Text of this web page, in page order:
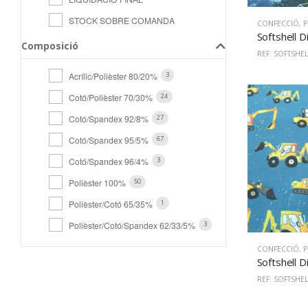
CONFECCIÓ,
REF:
CONFECCIÓ,
REF:
STOCK SOBRE COMANDA
Composició
Acrílic/Polièster 80/20% 3
Cotó/Polièster 70/30% 24
Cotó/Spandex 92/8% 27
Cotó/Spandex 95/5% 67
Cotó/Spandex 96/4% 3
Polièster 100% 50
Polièster/Cotó 65/35% 1
Polièster/Cotó/Spandex 62/33/5% 3